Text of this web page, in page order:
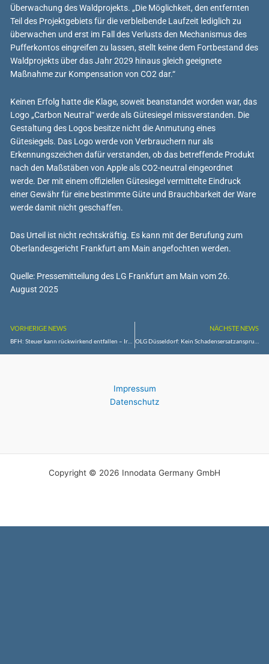
Überwachung des Waldprojekts. „Die Möglichkeit, den entfernten
Teil des Projektgebiets für die verbleibende Laufzeit lediglich zu
überwachen und erst im Fall des Verlusts den Mechanismus des
Pufferkontos eingreifen zu lassen, stellt keine dem Fortbestand des
Waldprojekts über das Jahr 2029 hinaus gleich geeignete
Maßnahme zur Kompensation von CO2 dar.“
Keinen Erfolg hatte die Klage, soweit beanstandet worden war, das
Logo „Carbon Neutral“ werde als Gütesiegel missverstanden. Die
Gestaltung des Logos besitze nicht die Anmutung eines
Gütesiegels. Das Logo werde von Verbrauchern nur als
Erkennungszeichen dafür verstanden, ob das betreffende Produkt
nach den Maßstäben von Apple als CO2-neutral eingeordnet
werde. Der mit einem offiziellen Gütesiegel vermittelte Eindruck
einer Gewähr für eine bestimmte Güte und Brauchbarkeit der Ware
werde damit nicht geschaffen.
Das Urteil ist nicht rechtskräftig. Es kann mit der Berufung zum
Oberlandesgericht Frankfurt am Main angefochten werden.
Quelle: Pressemitteilung des LG Frankfurt am Main vom 26.
August 2025
VORHERIGE NEWS
BFH: Steuer kann rückwirkend entfallen – Irrtum über Steuerfolgen bei Ehevertrag
NÄCHSTE NEWS
OLG Düsseldorf: Kein Schadensersatzanspruch einer Wirecard-Aktionärin gegen die BaFin
Impressum
Datenschutz
Copyright © 2026 Innodata Germany GmbH